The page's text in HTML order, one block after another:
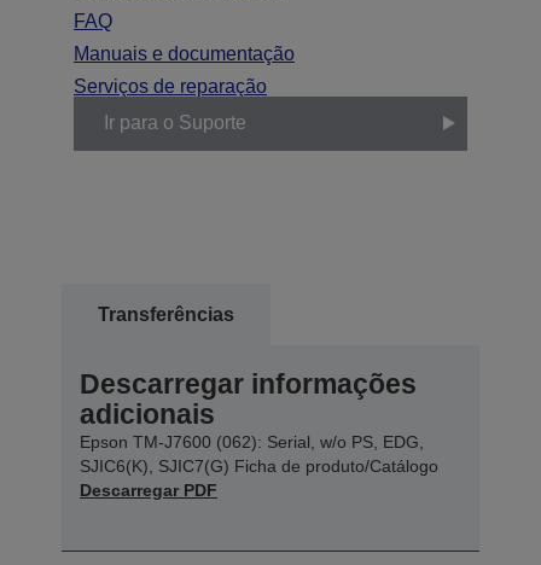
FAQ
Manuais e documentação
Serviços de reparação
Ir para o Suporte
Transferências
Descarregar informações
adicionais
Epson TM-J7600 (062): Serial, w/o PS, EDG,
SJIC6(K), SJIC7(G) Ficha de produto/Catálogo
Descarregar PDF